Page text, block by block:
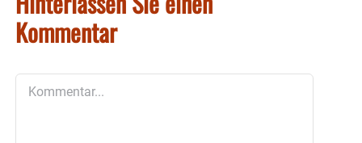
Kommentar